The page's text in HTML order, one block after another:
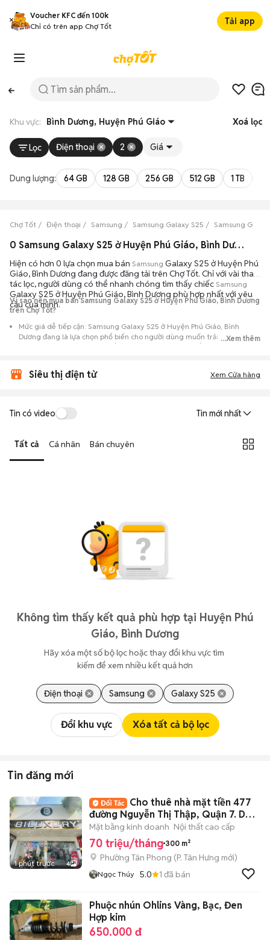
Voucher KFC đến 100k
Chỉ có trên app Chợ Tốt
Tải app
Khu vực: Bình Dương, Huyện Phú Giáo Xoá lọc
Lọc Điện thoại 2 Giá
Dung lượng: 64 GB 128 GB 256 GB 512 GB 1 TB
Chợ Tốt Điện thoại Samsung Samsung Galaxy S25 Samsung
0 Samsung Galaxy S25 ở Huyện Phú Giáo, Bình Dương máy bền đẹp đang bán 08/2026
Hiện có hơn 0 lựa chọn mua bán Samsung Galaxy S25 ở Huyện Phú
Giáo, Bình Dương đang được đăng tải trên Chợ Tốt. Chỉ với vài thao
tác lọc, người dùng có thể nhanh chóng tìm thấy chiếc Samsung
Galaxy S25 ở Huyện Phú Giáo, Bình Dương phù hợp nhất với yêu
cầu của mình.
Vì sao nên mua bán Samsung Galaxy S25 ở Huyện Phú Giáo, Bình Dương
trên Chợ Tốt?
Mức giá dễ tiếp cận: Samsung Galaxy S25 ở Huyện Phú Giáo, Bình
Dương đang là lựa chọn phổ biến cho người dùng muốn trải nghiệm
dòng máy này với chi phí thấp hơn so với khi mới ra mắt.
Huyện Phú Giáo, Bình Dương từ nhiều cá nhân muốn lên đời máy, mang
đến đa dạng sự lựa chọn về tình trạng bảo hành, hình thức máy và màu
Giao dịch minh bạch: Việc gặp gỡ trực tiếp giúp người mua
...Xem thêm
Siêu thị điện tử Xem Cửa hàng
Tin có video Tin mới nhất
Tất cả Cá nhân Bán chuyên
Không tìm thấy kết quả phù hợp tại Huyện Phú
Giáo, Bình Dương
Hãy xóa một số bộ lọc hoặc thay đổi khu vực tìm
kiếm để xem nhiều kết quả hơn
Điện thoại Samsung Galaxy S25
Đổi khu vực Xóa tất cả bộ lọc
Tin đăng mới
1 phút trước 4
Cho thuê nhà mặt tiền 477
đường Nguyễn Thị Thập, Quận 7. DT:
10x30m
Mặt bằng kinh doanh Nội thất cao cấp
70 triệu/tháng 300 m²
Phường Tân Phong (P. Tân Hưng mới)
Ngọc Thúy 5.0 1 đã bán
Phuộc nhún Ohlins Vàng, Bạc, Đen
Hợp kim
650.000 đ